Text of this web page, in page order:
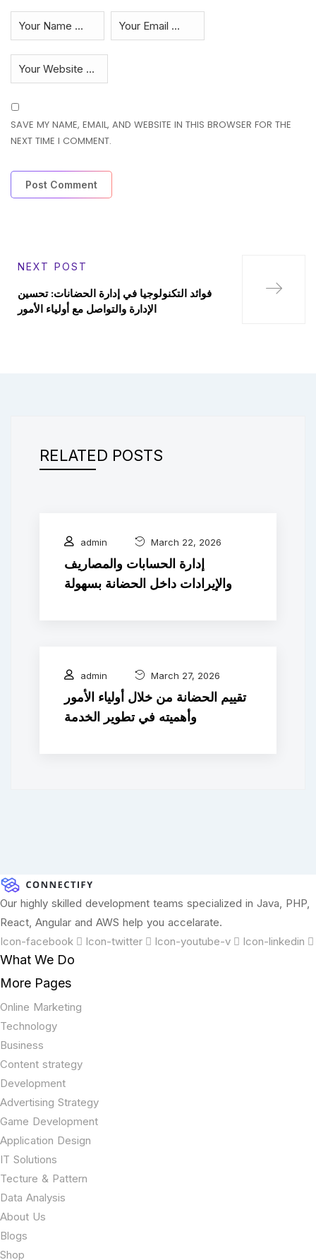
SAVE MY NAME, EMAIL, AND WEBSITE IN THIS BROWSER FOR THE
NEXT TIME I COMMENT.
NEXT POST
فوائد التكنولوجيا في إدارة الحضانات: تحسين
الإدارة والتواصل مع أولياء الأمور
RELATED POSTS
admin March 22, 2026
إدارة الحسابات والمصاريف
والإيرادات داخل الحضانة بسهولة
admin March 27, 2026
تقييم الحضانة من خلال أولياء الأمور
وأهميته في تطوير الخدمة
Our highly skilled development teams specialized in Java, PHP,
React, Angular and AWS help you accelarate.
Icon-facebook
Icon-twitter Icon-youtube-v Icon-linkedin
What We Do
More Pages
Online Marketing
Technology
Business
Content strategy
Development
Advertising Strategy
Game Development
Application Design
IT Solutions
Tecture & Pattern
Data Analysis
About Us
Blogs
Shop